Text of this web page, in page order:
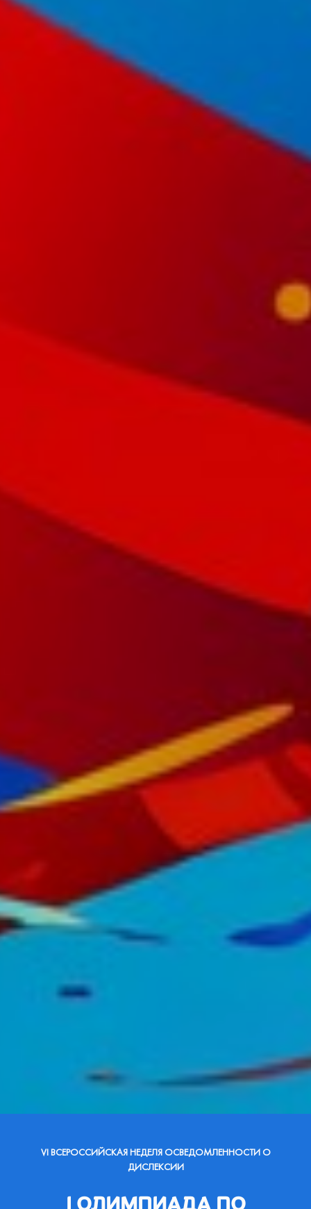
VI ВСЕРОССИЙСКАЯ НЕДЕЛЯ ОСВЕДОМЛЕННОСТИ О
ДИСЛЕКСИИ
I ОЛИМПИАДА ПО